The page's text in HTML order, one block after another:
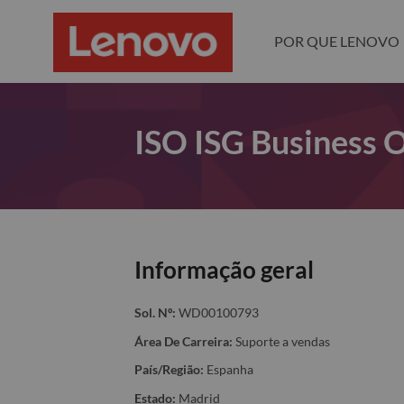
POR QUE LENOVO
ISO ISG Business
Informação geral
Sol. Nº: WD00100793
Área De Carreira: Suporte a vendas
País/Região: Espanha
Estado: Madrid